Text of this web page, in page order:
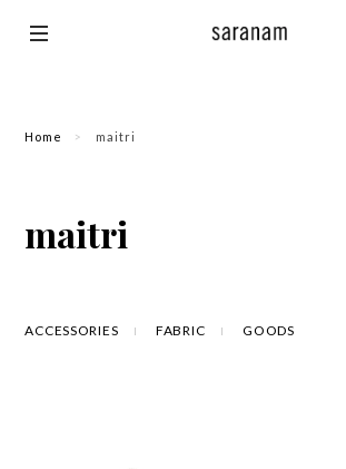
Home maitri
maitri
ACCESSORIES FABRIC GOODS